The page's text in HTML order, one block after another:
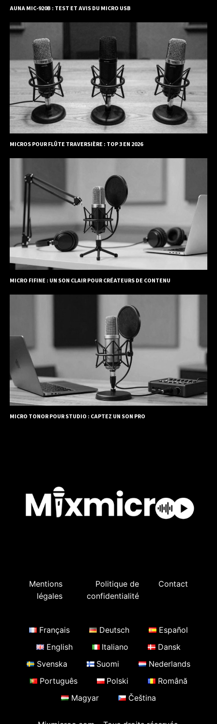
AUNA MIC-920B : TEST ET AVIS DU MICRO USB
MICROS POUR FLÛTE TRAVERSIÈRE : TOP 3 EN 2026
MICRO FIFINE : UN SON CLAIR POUR CRÉATEURS DE CONTENU
MICRO TONOR POUR STUDIO : CAPTEZ UN SON PRO
Mentions
légales
Politique de
confidentialité
Contact
Français Deutsch
Español
English
Italiano
Dansk
Svenska
Suomi
Nederlands
Português
Polski
Română
Magyar
Čeština